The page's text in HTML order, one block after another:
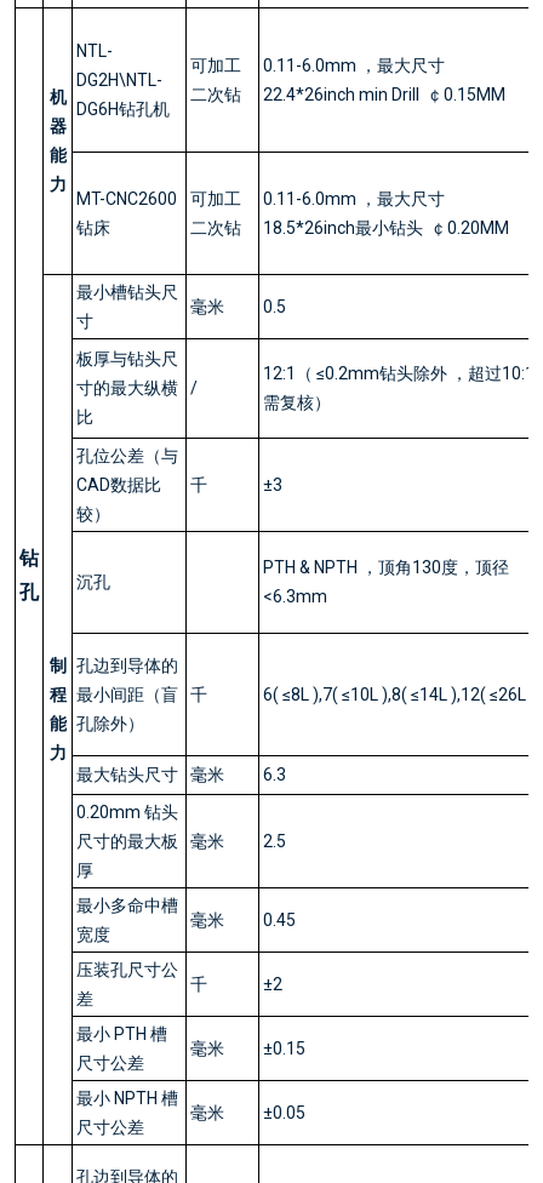
钻
孔
机
器
能
力
NTL-
DG2H\NTL-
DG6H钻孔机
可加工
二次钻
0.11-6.0mm ，最大尺寸
22.4*26inch min Drill ￠0.15MM
MT-CNC2600
钻床
可加工
二次钻
0.11-6.0mm ，最大尺寸
18.5*26inch最小钻头 ￠0.20MM
制
程
能
力
最小槽钻头尺
寸
毫米 0.5
板厚与钻头尺
寸的最大纵横
比
/
12:1（ ≤0.2mm钻头除外 ，超过10:1
需复核）
孔位公差（与
CAD数据比
较）
千 ±3
沉孔
PTH & NPTH ，顶角130度，顶径
<6.3mm
孔边到导体的
最小间距（盲
孔除外）
千 6( ≤8L ),7( ≤10L ),8( ≤14L ),12( ≤26L )
最大钻头尺寸 毫米
6.3
0.20mm 钻头
尺寸的最大板
厚
毫米 2.5
最小多命中槽
宽度
毫米 0.45
压装孔尺寸公
差
千 ±2
最小 PTH 槽
尺寸公差
毫米 ±0.15
最小 NPTH 槽
尺寸公差
毫米 ±0.05
孔边到导体的